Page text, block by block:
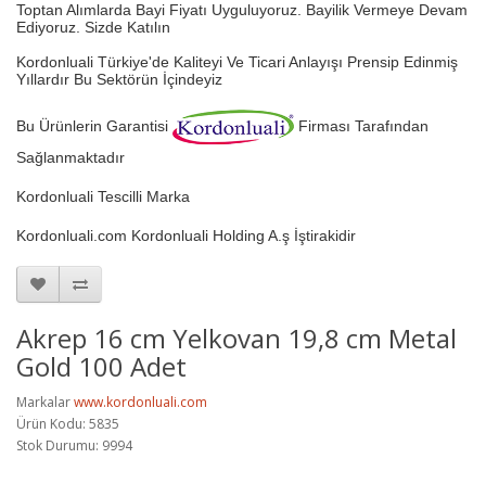
Toptan Alımlarda Bayi Fiyatı Uyguluyoruz. Bayilik Vermeye Devam
Ediyoruz. Sizde Katılın
Kordonluali Türkiye'de Kaliteyi Ve Ticari Anlayışı Prensip Edinmiş
Yıllardır Bu Sektörün İçindeyiz
Bu Ürünlerin Garantisi
Firması Tarafından
Sağlanmaktadır
Kordonluali Tescilli Marka
Kordonluali.com Kordonluali Holding A.ş İştirakidir
Akrep 16 cm Yelkovan 19,8 cm Metal
Gold 100 Adet
Markalarwww.kordonluali.com
Ürün Kodu: 5835
Stok Durumu: 9994